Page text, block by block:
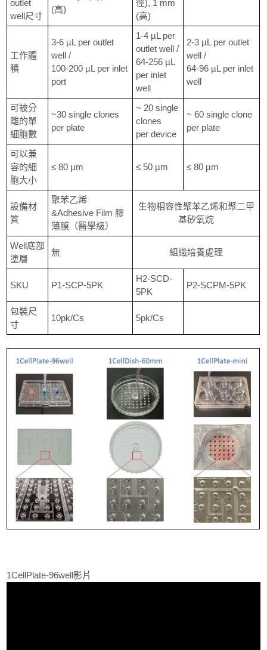
outlet
well尺寸
(高)
徑), 1 mm
(高)
工作體
積
3-6 µL per outlet
well /
100-200 µL per inlet
port
1-4 µL per
outlet well /
64-256 µL
per inlet
well
2-3 µL per outlet
well /
64-96 µL per inlet
well
可被分
離的單
細胞數
~30 single clones
per plate
~ 20 single
clones
per device
~ 60 single clone
per plate
可以兼
容的細
胞大小
≤ 80 µm ≤ 50 µm ≤ 80 µm
設備材
質
聚苯乙烯
&Adhesive Film 膠
薄膜（醫學級）
生物相容性聚苯乙烯和聚二甲
基矽氧烷
Well底部
塗層
無 組織培養處理
SKU P1-SCP-5PK
H2-SCD-
5PK
P2-SCPM-5PK
包裝尺
寸
10pk/Cs 5pk/Cs
1CellPlate-96well影片